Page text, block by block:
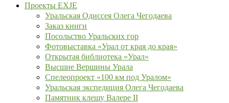
Проекты EXJE
Уральская Одиссея Олега Чегодаева
Заказ книги
Посольство Уральских гор
Фотовыставка «Урал от края до края»
Открытая библиотека «Урал»
Высшие Вершины Урала
Спелеопроект «100 км под Уралом»
Уральская экспедиция Олега Чегодаева
Памятник клещу Валере II